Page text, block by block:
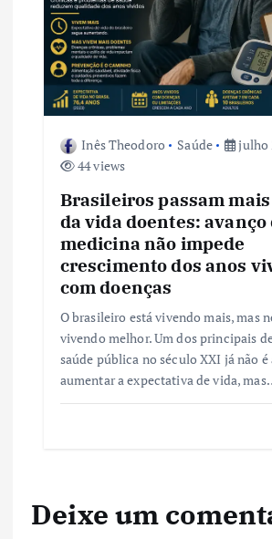
Inês Theodoro Saúde
julho
44 views
Brasileiros passam
da vida doentes: avanço
medicina não impede
crescimento dos anos
com doenças
O brasileiro está vivendo mais, mas
vivendo melhor. Um dos principais
saúde pública no século XXI já não é
aumentar a expectativa de vida,
Deixe um